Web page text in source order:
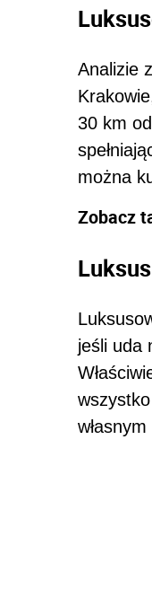
Analizie
30 km
można
Zobacz
jeśli uda